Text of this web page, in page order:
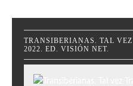
TRANSIBERIANAS. TAL
2022. ED. VISIÓN NET.